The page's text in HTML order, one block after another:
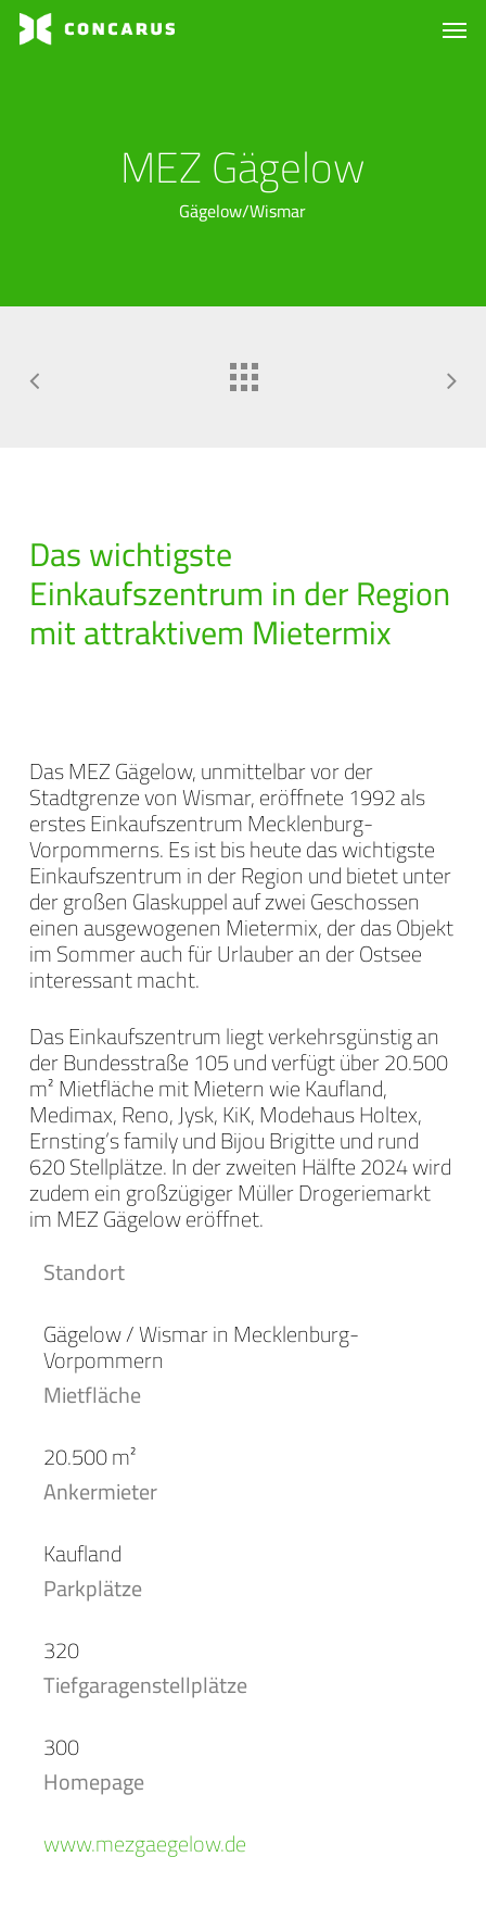
Skip Menu
MEZ Gägelow
Gägelow/Wismar
Das wichtigste
Einkaufszentrum in der Region
mit attraktivem Mietermix
Das MEZ Gägelow, unmittelbar vor der
Stadtgrenze von Wismar, eröffnete 1992 als
erstes Einkaufszentrum Mecklenburg-
Vorpommerns. Es ist bis heute das wichtigste
Einkaufszentrum in der Region und bietet unter
der großen Glaskuppel auf zwei Geschossen
einen ausgewogenen Mietermix, der das Objekt
im Sommer auch für Urlauber an der Ostsee
interessant macht.
Das Einkaufszentrum liegt verkehrsgünstig an
der Bundesstraße 105 und verfügt über 20.500
m² Mietfläche mit Mietern wie Kaufland,
Medimax, Reno, Jysk, KiK, Modehaus Holtex,
Ernsting’s family und Bijou Brigitte und rund
620 Stellplätze. In der zweiten Hälfte 2024 wird
zudem ein großzügiger Müller Drogeriemarkt
im MEZ Gägelow eröffnet.
Standort
Gägelow / Wismar in Mecklenburg-
Vorpommern
Mietfläche
20.500 m²
Ankermieter
Kaufland
Parkplätze
320
Tiefgaragenstellplätze
300
Homepage
www.mezgaegelow.de